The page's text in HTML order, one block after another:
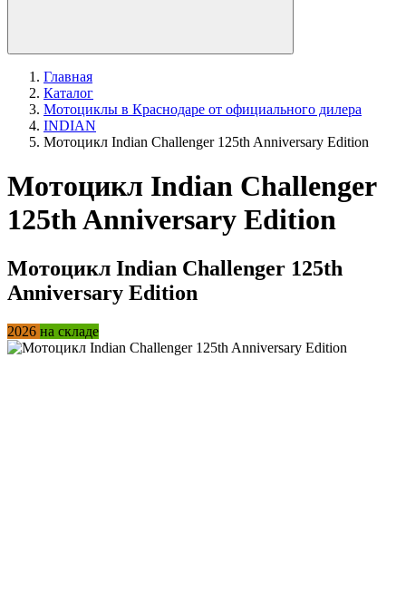
Главная
Каталог
Мотоциклы в Краснодаре от официального дилера
INDIAN
Мотоцикл Indian Challenger 125th Anniversary Edition
Мотоцикл Indian Challenger
125th Anniversary Edition
Мотоцикл Indian Challenger 125th
Anniversary Edition
2026 на складе